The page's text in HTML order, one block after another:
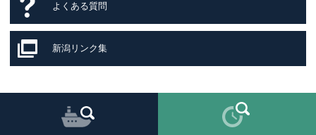
よくある質問
新潟リンク集